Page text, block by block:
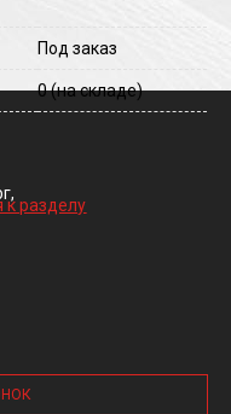
Под заказ
0(на складе)
к разделу